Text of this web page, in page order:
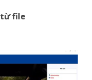
từ file